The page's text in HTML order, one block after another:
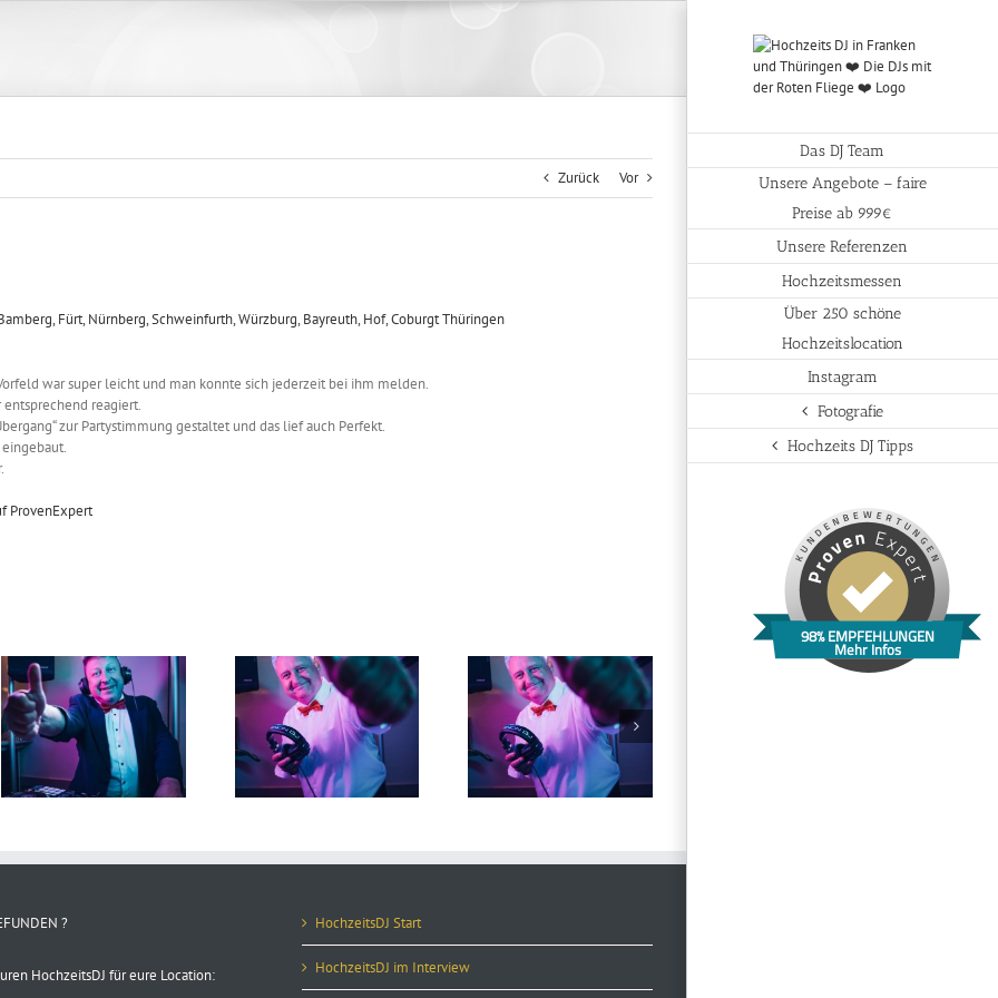
Das DJ Team
Unsere Angebote – faire
Preise ab 999€
Unsere Referenzen
Hochzeitsmessen
Über 250 schöne
Hochzeitslocation
Instagram
Fotografie
Hochzeits DJ Tipps
98% EMPFEHLUNGEN
Mehr Infos
Zurück Vor
war super leicht und man konnte sich jederzeit bei ihm melden.
reagiert.
zur Partystimmung gestaltet und das lief auch Perfekt.
ProvenExpert
DJ Torsten 28. Juni 2026 DJ Torsten 26. Juni 2026
?
HochzeitsDJ für eure Location:
HochzeitsDJ Start
HochzeitsDJ im Interview